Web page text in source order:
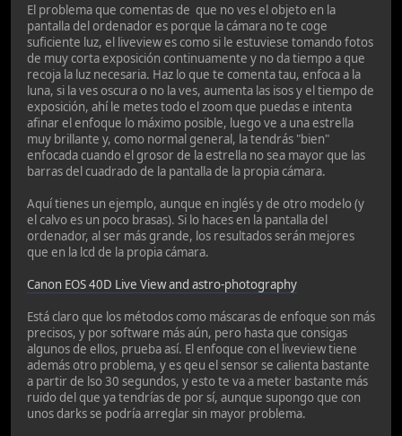
El problema que comentas de que no ves el objeto en la
pantalla del ordenador es porque la cámara no te coge
suficiente luz, el liveview es como si le estuviese tomando fotos
de muy corta exposición continuamente y no da tiempo a que
recoja la luz necesaria. Haz lo que te comenta tau, enfoca a la
luna, si la ves oscura o no la ves, aumenta las isos y el tiempo de
exposición, ahí le metes todo el zoom que puedas e intenta
afinar el enfoque lo máximo posible, luego ve a una estrella
muy brillante y, como normal general, la tendrás "bien"
enfocada cuando el grosor de la estrella no sea mayor que las
barras del cuadrado de la pantalla de la propia cámara.
Aquí tienes un ejemplo, aunque en inglés y de otro modelo (y
el calvo es un poco brasas). Si lo haces en la pantalla del
ordenador, al ser más grande, los resultados serán mejores
que en la lcd de la propia cámara.
Canon EOS 40D Live View and astro-photography
Está claro que los métodos como máscaras de enfoque son más
precisos, y por software más aún, pero hasta que consigas
algunos de ellos, prueba así. El enfoque con el liveview tiene
además otro problema, y es qeu el sensor se calienta bastante
a partir de lso 30 segundos, y esto te va a meter bastante más
ruido del que ya tendrías de por sí, aunque supongo que con
unos darks se podría arreglar sin mayor problema.